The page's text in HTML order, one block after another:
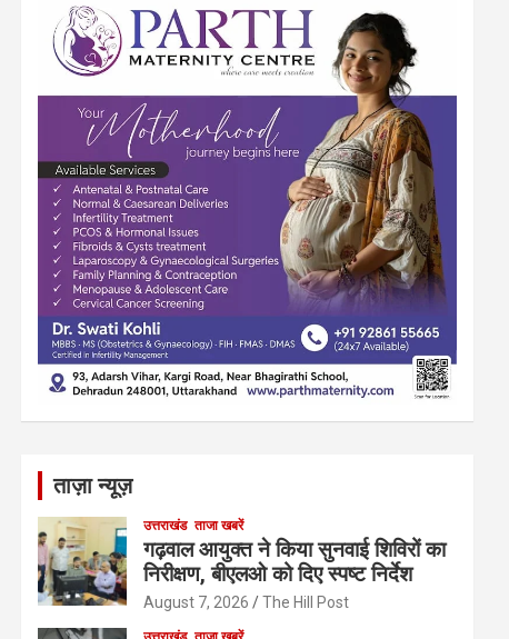
ताज़ा न्यूज़
उत्तराखंड ताजा खबरें
गढ़वाल आयुक्त ने किया सुनवाई शिविरों का
निरीक्षण, बीएलओ को दिए स्पष्ट निर्देश
August 7, 2026 The Hill Post